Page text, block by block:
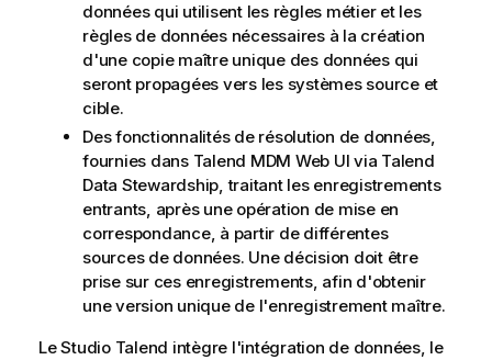
données qui utilisent les règles métier et les
règles de données nécessaires à la création
d'une copie maître unique des données qui
seront propagées vers les systèmes source et
cible.
Des fonctionnalités de résolution de données,
fournies dans Talend MDM Web UI via Talend
Data Stewardship, traitant les enregistrements
entrants, après une opération de mise en
correspondance, à partir de différentes
sources de données. Une décision doit être
prise sur ces enregistrements, afin d'obtenir
une version unique de l'enregistrement maître.
LeStudio Talend intègre l'intégration de données, le